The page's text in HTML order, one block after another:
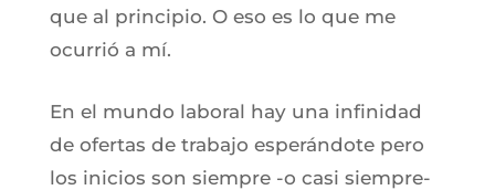
que al principio. O eso es lo que me
ocurrió a mí.
En el mundo laboral hay una infinidad
de ofertas de trabajo esperándote pero
los inicios son siempre -o casi siempre-